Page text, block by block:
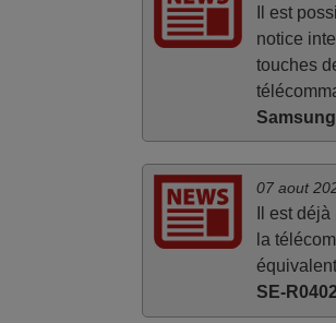
Il est
notice
touches
07 aout
Il est
la
SE-R0402